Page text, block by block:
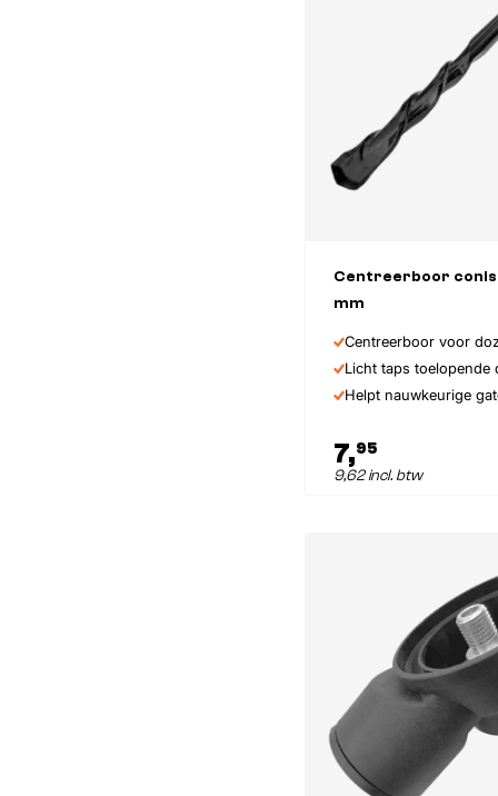
Centreerboor
mm
Centreerboor voor
Licht taps toelopende
Helpt nauwkeurige
7,95
9,62 incl. btw